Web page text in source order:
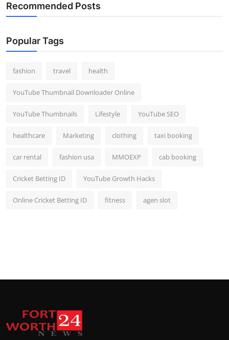
Recommended Posts
Popular Tags
fashion travel health
YouTube Thumbnail Downloader Online
YouTube Thumbnails Lifestyle YouTube SEO
healthcare Marketing clothing taxi booking
car rental fashion usa MMOEXP cab booking
Cricket Betting ID YouTube Growth Hacks
Online Cricket Betting ID fitness agen slot